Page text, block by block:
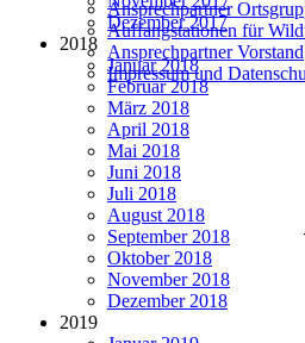
Ansprechpartner
Auffangstationen für
Ansprechpartner Vorstand
Impressum und
Dezember 2017
2018
Januar 2018
Februar 2018
März 2018
April 2018
Mai 2018
Juni 2018
Juli 2018
August 2018
September 2018
Oktober 2018
November 2018
Dezember 2018
2019